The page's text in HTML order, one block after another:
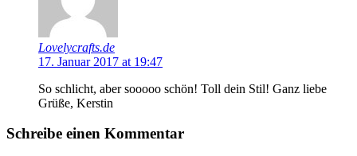
Lovelycrafts.de
17. Januar 2017 at 19:47
So schlicht, aber sooooo schön! Toll dein Stil! Ganz liebe
Grüße, Kerstin
Schreibe einen Kommentar